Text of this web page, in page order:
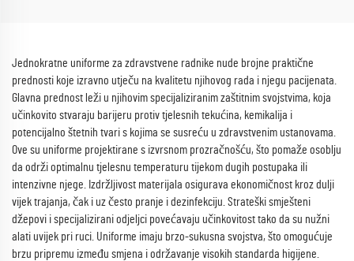
Jednokratne uniforme za zdravstvene radnike nude brojne praktične
prednosti koje izravno utječu na kvalitetu njihovog rada i njegu pacijenata.
Glavna prednost leži u njihovim specijaliziranim zaštitnim svojstvima, koja
učinkovito stvaraju barijeru protiv tjelesnih tekućina, kemikalija i
potencijalno štetnih tvari s kojima se susreću u zdravstvenim ustanovama.
Ove su uniforme projektirane s izvrsnom prozračnošću, što pomaže osoblju
da održi optimalnu tjelesnu temperaturu tijekom dugih postupaka ili
intenzivne njege. Izdržljivost materijala osigurava ekonomičnost kroz dulji
vijek trajanja, čak i uz često pranje i dezinfekciju. Strateški smješteni
džepovi i specijalizirani odjeljci povećavaju učinkovitost tako da su nužni
alati uvijek pri ruci. Uniforme imaju brzo-sukusna svojstva, što omogućuje
brzu pripremu između smjena i održavanje visokih standarda higijene.